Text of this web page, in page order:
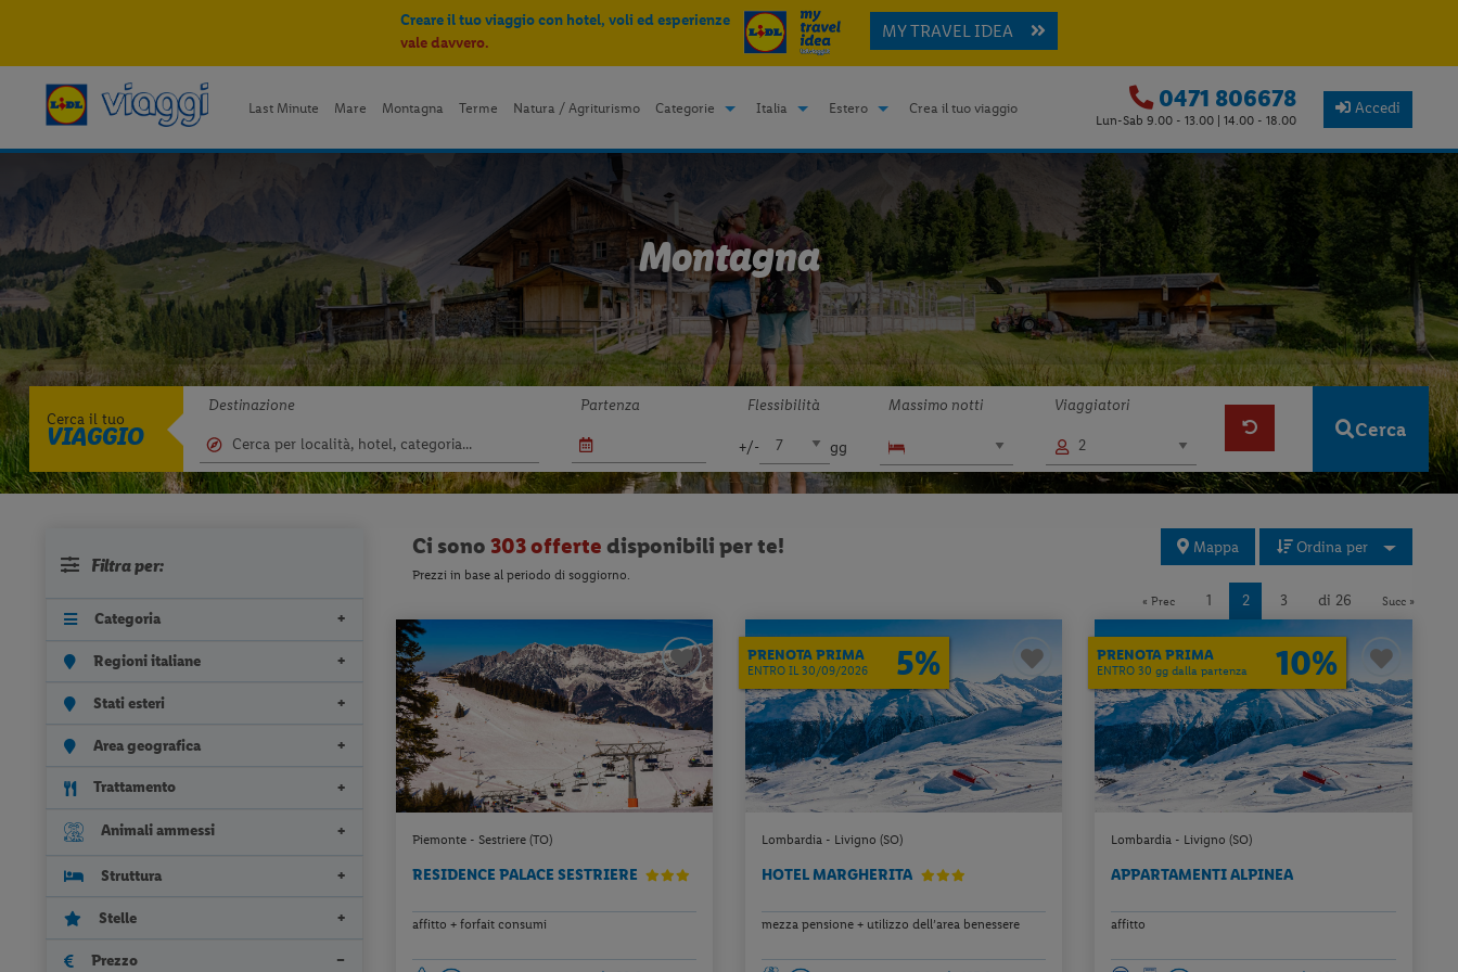
Creare il tuo viaggio con hotel, voli ed esperienze
vale davvero.
MY TRAVEL IDEA
Last Minute Mare Montagna Terme Natura / Agriturismo Categorie Italia Estero Crea il tuo viaggio 0471 806678
Lun-Sab 9.00 - 13.00 | 14.00 - 18.00
Accedi
Montagna
Cerca il tuo
VIAGGIO
Destinazione Partenza Flessibilità
+/- gg
Massimo notti Viaggiatori
Cerca
Filtra per:
Categoria
Regioni italiane
Stati esteri
Area geografica
Trattamento
Animali ammessi
Struttura
Stelle
Prezzo
Ci sono 303 offerte disponibili per te!
Prezzi in base al periodo di soggiorno.
Mappa Ordina per
« Prec 1 2 3 di 26 Succ »
Piemonte - Sestriere (TO)
RESIDENCE PALACE SESTRIERE
affitto + forfait consumi
PRENOTA PRIMA
ENTRO IL 30/09/2026 5%
Lombardia - Livigno (SO)
HOTEL MARGHERITA
mezza pensione + utilizzo dell’area benessere
PRENOTA PRIMA
ENTRO 30 gg dalla partenza 10%
Lombardia - Livigno (SO)
APPARTAMENTI ALPINEA
affitto